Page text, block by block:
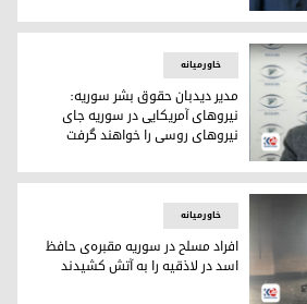
دیده‌بان حقوق بشر سوریه
خاورمیانه
مدیر دیدبان حقوق بشر سوریە:
نیروهای آمریکایی در سوریە جای
نیروهای روسی را خواهند گرفت
خاورمیانه
افراد مسلح در سوریه مقبره‌‌ی حافظ‌
اسد در لاذقیه را به آتش کشیدند